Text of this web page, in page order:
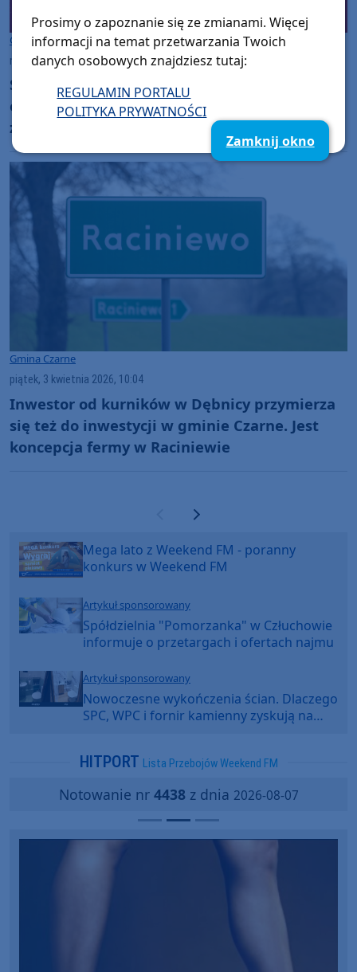
Gmina Czarne
niedziela, 5 kwietnia 2026, 08:30
Strażacy z gminy Czarne będą mieli wyższe
ekwiwalenty za akcje, ćwiczenia, szkolenia i
zabezpieczanie imprez
Gmina Czarne
piątek, 3 kwietnia 2026, 10:04
Inwestor od kurników w Dębnicy przymierza
się też do inwestycji w gminie Czarne. Jest
koncepcja fermy w Raciniewie
Poprzednia strona
Następna strona
Mega lato z Weekend FM - poranny
konkurs w Weekend FM
Artykuł sponsorowany
Spółdzielnia "Pomorzanka" w Człuchowie
informuje o przetargach i ofertach najmu
Artykuł sponsorowany
Nowoczesne wykończenia ścian. Dlaczego
SPC, WPC i fornir kamienny zyskują na
HITPORT Lista Przebojów Weekend FM
Notowanie nr 4438z dnia 2026-08-07
Prosimy o zapoznanie się ze zmianami. Więcej
informacji na temat przetwarzania Twoich
danych osobowych znajdziesz tutaj:
REGULAMIN PORTALU
POLITYKA PRYWATNOŚCI
Zamknij okno